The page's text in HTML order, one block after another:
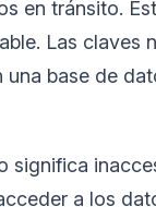
en tránsito.
Las claves
una base de
significa
a los